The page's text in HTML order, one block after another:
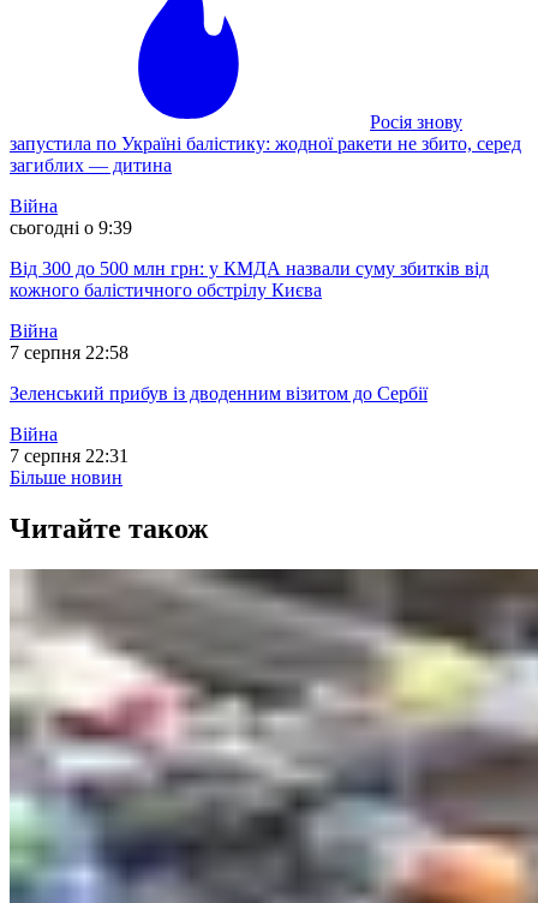
Росія знову
запустила по Україні балістику: жодної ракети не збито, серед
загиблих — дитина
Війна
сьогодні о 9:39
Від 300 до 500 млн грн: у КМДА назвали суму збитків від
кожного балістичного обстрілу Києва
Війна
7 серпня 22:58
Зеленський прибув із дводенним візитом до Сербії
Війна
7 серпня 22:31
Більше новин
Читайте також